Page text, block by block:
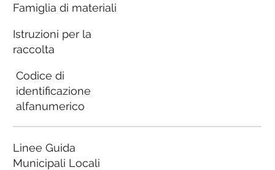
Famiglia di materiali
Istruzioni per la
raccolta
Codice di
identificazione
alfanumerico
Linee Guida
Municipali Locali